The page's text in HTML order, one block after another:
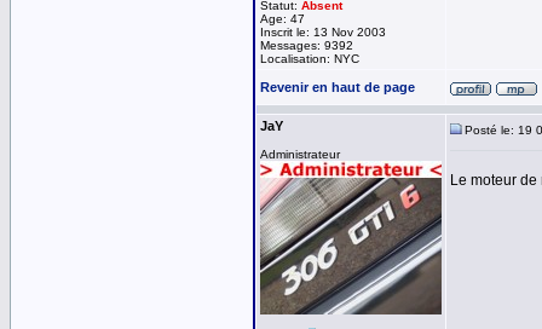
Statut: Absent
Age: 47
Inscrit le: 13 Nov 2003
Messages: 9392
Localisation: NYC
Revenir en haut de page
JaY
Administrateur
Posté le: 19
Le moteur